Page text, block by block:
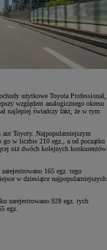
użytkowe Toyota Professional,
względem analogicznego okresu
najlepiej świadczy fakt, że w tym
Toyoty. Najpopularniejszym
w liczbie 210 egz., a od początku
niż dwóch kolejnych konkurentów
165 egz. tego
w dziesiątce najpopularniejszych
zarejestrowano 928 egz. tych
egz.